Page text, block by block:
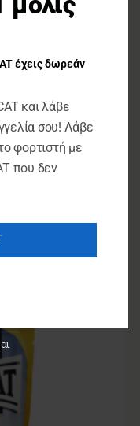
σε Σάλτσα 85gr
έχεις δωρεάν
και λάβε
σου! Λάβε
φορτιστή με
που δεν